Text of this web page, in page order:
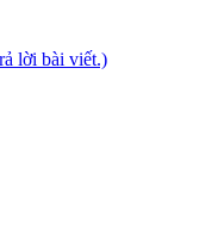
lời bài viết.)